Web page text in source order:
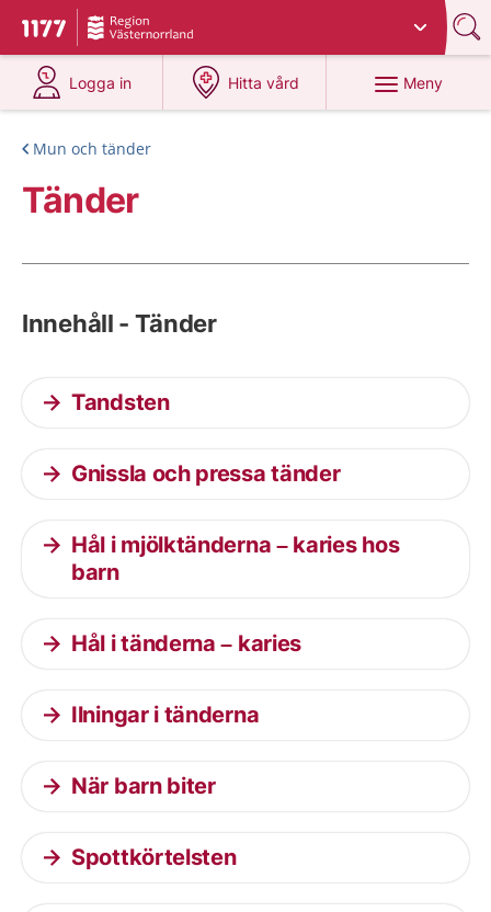
Till startsidan för 1177
Du har valt region
Logga in
på 1177.se
Hitta vård
på 1177.se
Meny
Mun och tänder
Tänder
Innehåll - Tänder
Tandsten
Gnissla och pressa tänder
Hål i mjölktänderna – karies hos
barn
Hål i tänderna – karies
Ilningar i tänderna
När barn biter
Spottkörtelsten